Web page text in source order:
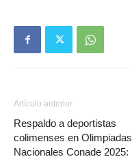
Artículo anterior
Respaldo a deportistas
colimenses en Olimpiadas
Nacionales Conade 2025: